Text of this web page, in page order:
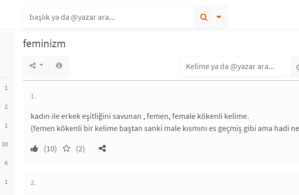
1
2
1
10
6
1
feminizm
1.
kadın ile erkek eşitliğini savunan , femen, female kökenli kelime.
(femen kökenli bir kelime baştan sanki male kısmını es geçmiş gibi ama hadi
(10)
(2)
2.